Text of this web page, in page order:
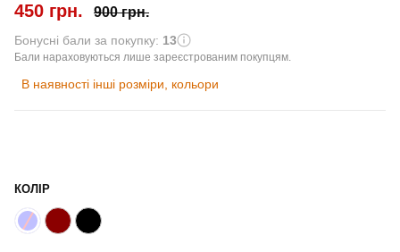
450 грн. 900 грн.
Бонусні бали за покупку: 13
Бали нараховуються лише зареєстрованим покупцям.
В наявності інші розміри, кольори
КОЛІР